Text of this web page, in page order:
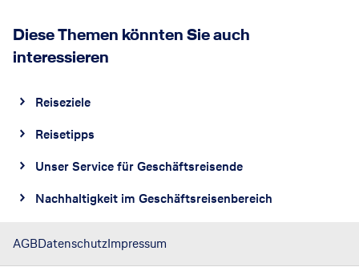
Diese Themen könnten Sie auch
interessieren
Reiseziele
Reisetipps
Unser Service für Geschäftsreisende
Nachhaltigkeit im Geschäftsreisenbereich
AGBDatenschutzImpressum